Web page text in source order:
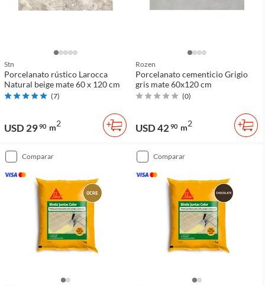
Stn
Porcelanato rústico Larocca
Natural beige mate 60 x 120 cm
(7)
USD 2990 m2
Rozen
Porcelanato cementicio Grigio
gris mate 60x120 cm
(0)
USD 42 90 m2
comparar comparar